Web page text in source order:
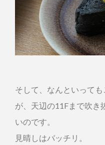
そして、なんといって
が、天辺の11Fまで吹き
いのです。
見晴しはバッチリ。